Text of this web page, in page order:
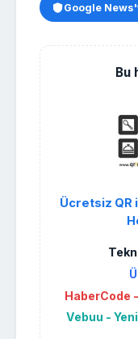
Google
Bu
Ücretsiz QR
HaberCode
Vebuu -